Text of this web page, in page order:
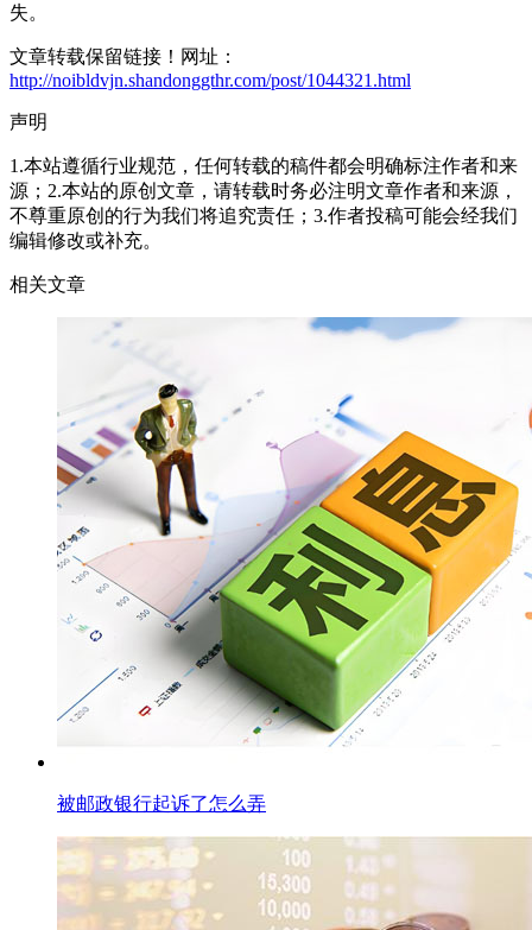
失。
文章转载保留链接！网址：
http://noibldvjn.shandonggthr.com/post/1044321.html
声明
1.本站遵循行业规范，任何转载的稿件都会明确标注作者和来
源；2.本站的原创文章，请转载时务必注明文章作者和来源，
不尊重原创的行为我们将追究责任；3.作者投稿可能会经我们
编辑修改或补充。
相关文章
被邮政银行起诉了怎么弄